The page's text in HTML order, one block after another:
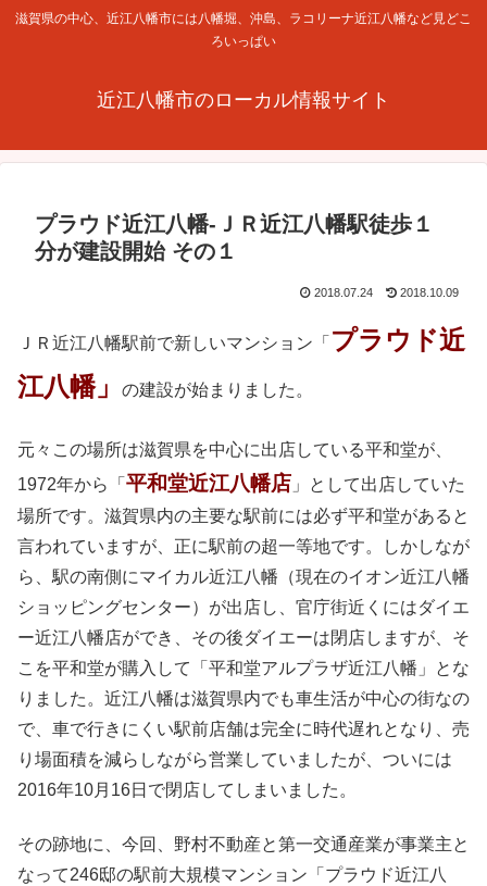
滋賀県の中心、近江八幡市には八幡堀、沖島、ラコリーナ近江八幡など見どこ
ろいっぱい
近江八幡市のローカル情報サイト
プラウド近江八幡-ＪＲ近江八幡駅徒歩１
分が建設開始 その１
2018.07.24 2018.10.09
ＪＲ近江八幡駅前で新しいマンション「 プラウド近
江八幡」
の建設が始まりました。
元々この場所は滋賀県を中心に出店している平和堂が、
1972年から「 平和堂近江八幡店 」として出店していた
場所です。滋賀県内の主要な駅前には必ず平和堂があると
言われていますが、正に駅前の超一等地です。しかしなが
ら、駅の南側にマイカル近江八幡（現在のイオン近江八幡
ショッピングセンター）が出店し、官庁街近くにはダイエ
ー近江八幡店ができ、その後ダイエーは閉店しますが、そ
こを平和堂が購入して「平和堂アルプラザ近江八幡」とな
りました。近江八幡は滋賀県内でも車生活が中心の街なの
で、車で行きにくい駅前店舗は完全に時代遅れとなり、売
り場面積を減らしながら営業していましたが、ついには
2016年10月16日で閉店してしまいました。
その跡地に、今回、野村不動産と第一交通産業が事業主と
なって246邸の駅前大規模マンション「プラウド近江八